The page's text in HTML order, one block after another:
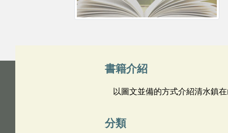
書籍介紹
以圖文並備的方式介紹清水鎮
分類